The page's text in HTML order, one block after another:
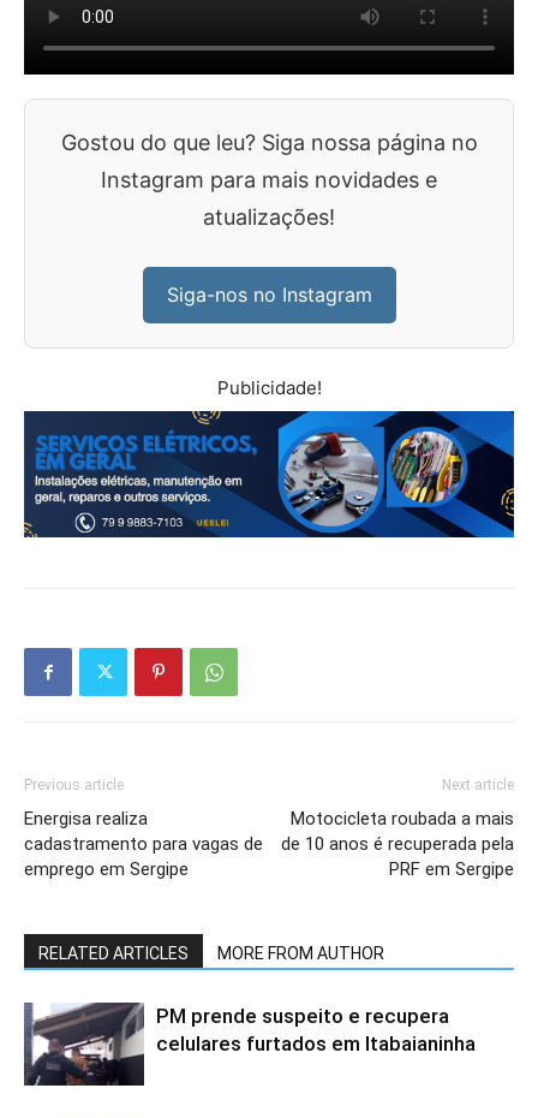
Gostou do que leu? Siga nossa página no
Instagram para mais novidades e
atualizações!
Siga-nos no Instagram
Publicidade!
Previous article
Energisa realiza
cadastramento para vagas de
emprego em Sergipe
Next article
Motocicleta roubada a mais
de 10 anos é recuperada pela
PRF em Sergipe
RELATED ARTICLES MORE FROM AUTHOR
PM prende suspeito e recupera
celulares furtados em Itabaianinha